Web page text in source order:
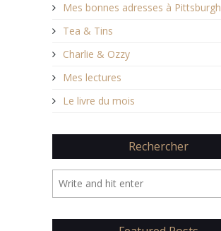
Mes bonnes adresses à Pittsburgh
Tea & Tins
Charlie & Ozzy
Mes lectures
Le livre du mois
Rechercher